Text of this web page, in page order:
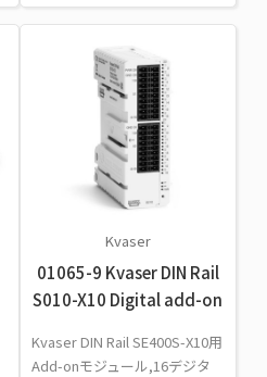
Kvaser
01065-9 Kvaser DIN Rail
S010-X10 Digital add-on
Kvaser DIN Rail SE400S-X10用
Add-onモジュール,16デジタ